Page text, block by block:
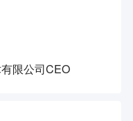
限公司CEO